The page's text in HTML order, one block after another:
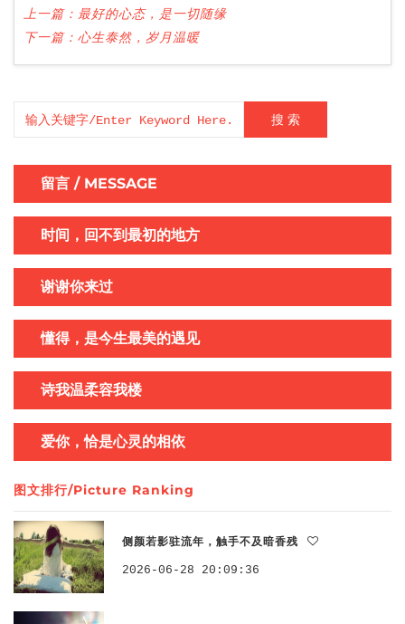
上一篇： 最好的心态，是一切随缘
下一篇： 心生泰然，岁月温暖
搜 索
留言 / MESSAGE
时间，回不到最初的地方
谢谢你来过
懂得，是今生最美的遇见
诗我温柔容我楼
爱你，恰是心灵的相依
图文排行/Picture Ranking
侧颜若影驻流年，触手不及暗香残
2026-06-28 20:09:36